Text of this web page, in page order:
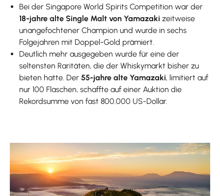
Bei der Singapore World Spirits Competition war der
18-jahre alte Single Malt von Yamazaki zeitweise
unangefochtener Champion und wurde in sechs
Folgejahren mit Doppel-Gold prämiert.
Deutlich mehr ausgegeben wurde für eine der
seltensten Raritäten, die der Whiskymarkt bisher zu
bieten hatte. Der55-jahre alte Yamazaki, limitiert auf
nur 100 Flaschen, schaffte auf einer Auktion die
Rekordsumme von fast 800.000 US-Dollar.